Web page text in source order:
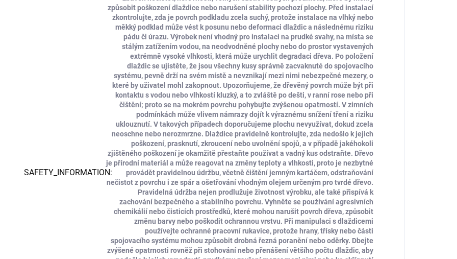
SAFETY_INFORMATION:
způsobit poškození dlaždice nebo narušení stability pochozí plochy. Před instalací
zkontrolujte, zda je povrch podkladu zcela suchý, protože instalace na vlhký nebo
měkký podklad může vést k posunu nebo deformaci dlaždic a následnému riziku
pádu či úrazu. Výrobek není vhodný pro instalaci na prudké svahy, na místa se
stálým zatížením vodou, na neodvodněné plochy nebo do prostor vystavených
extrémně vysoké vlhkosti, která může urychlit degradaci dřeva. Po položení
dlaždic se ujistěte, že jsou všechny kusy správně zacvaknuté do spojovacího
systému, pevně drží na svém místě a nevznikají mezi nimi nebezpečné mezery, o
které by uživatel mohl zakopnout. Upozorňujeme, že dřevěný povrch může být při
kontaktu s vodou nebo vlhkostí kluzký, a to zvláště po dešti, v ranní rose nebo při
čištění; proto se na mokrém povrchu pohybujte zvýšenou opatrností. V zimních
podmínkách může vlivem námrazy dojít k výraznému snížení tření a riziku
uklouznutí. V takových případech doporučujeme plochu nevyužívat, dokud zcela
neoschne nebo nerozmrzne. Dlaždice pravidelně kontrolujte, zda nedošlo k jejich
poškození, prasknutí, zkroucení nebo uvolnění spojů, a v případě jakéhokoli
zjištěného poškození je okamžitě přestaňte používat a vadný kus odstraňte. Dřevo
je přírodní materiál a může reagovat na změny teploty a vlhkosti, proto je nezbytné
provádět pravidelnou údržbu, včetně čištění jemným kartáčem, odstraňování
nečistot z povrchu i ze spár a ošetřování vhodným olejem určeným pro tvrdé dřevo.
Pravidelná údržba nejen prodlužuje životnost výrobku, ale také přispívá k
zachování bezpečného a stabilního povrchu. Vyhněte se používání agresivních
chemikálií nebo čisticích prostředků, které mohou narušit povrch dřeva, způsobit
změnu barvy nebo poškodit ochrannou vrstvu. Při manipulaci s dlaždicemi
používejte ochranné pracovní rukavice, protože hrany, třísky nebo části
spojovacího systému mohou způsobit drobná řezná poranění nebo oděrky. Dbejte
zvýšené opatrnosti rovněž při stohování nebo přenášení většího počtu dlaždic, aby